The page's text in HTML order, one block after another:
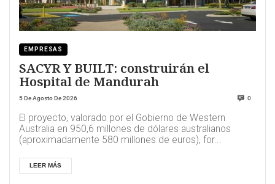
EMPRESAS
SACYR Y BUILT: construirán el
Hospital de Mandurah
5 De Agosto De 2026 0
El proyecto, valorado por el Gobierno de Western
Australia en 950,6 millones de dólares australianos
(aproximadamente 580 millones de euros), for...
LEER MÁS